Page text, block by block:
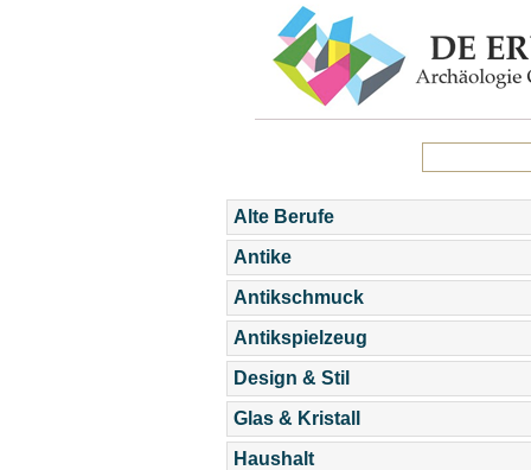
Alte Berufe
Antike
Antikschmuck
Antikspielzeug
Design & Stil
Glas & Kristall
Haushalt